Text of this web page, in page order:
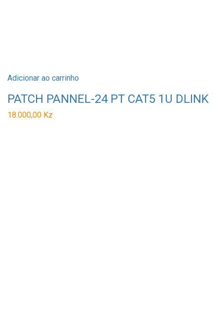
Adicionar ao carrinho
PATCH PANNEL-24 PT CAT5 1U DLINK
18.000,00 Kz